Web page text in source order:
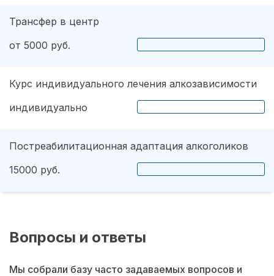
Трансфер в центр
от 5000 руб.
Курс индивидуального лечения алкозависимости
индивидуально
Постреабилитационная адаптация алкоголиков
15000 руб.
Вопросы и ответы
Мы собрали базу часто задаваемых вопросов и